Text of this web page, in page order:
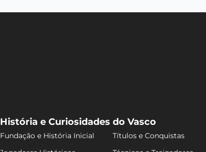
História e Curiosidades do Vasco
Fundação e História Inicial
Títulos e Conquistas